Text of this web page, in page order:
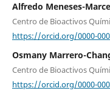
Alfredo Meneses-
Centro de Bioactivos
https://orcid.org/0000-
Osmany Marrero-
Centro de Bioactivos
https://orcid.org/0000-